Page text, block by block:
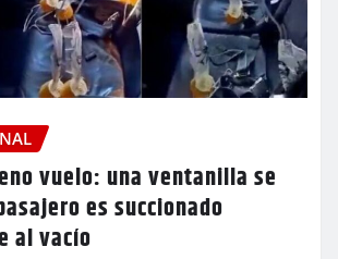
vuelo: una ventanilla se
es succionado
al vacío